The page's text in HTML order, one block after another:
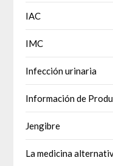
IAC
IMC
Infección urinaria
Información de
Jengibre
La medicina